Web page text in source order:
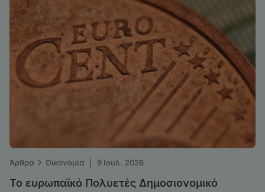
Άρθρα › Οικονομία 9 Ιουλ. 2026
Το ευρωπαϊκό Πολυετές Δημοσιονομικό